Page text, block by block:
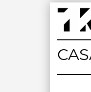
Skip
content
Traces
Un